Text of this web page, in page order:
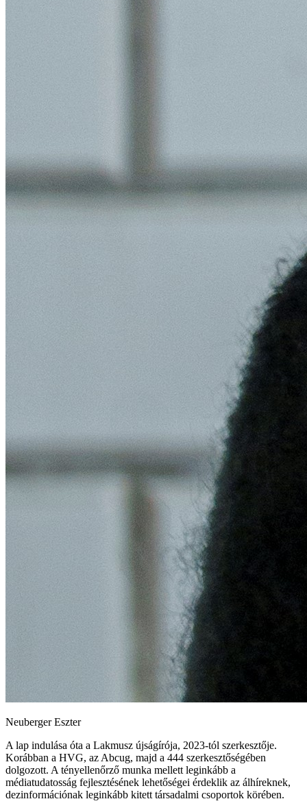
Neuberger Eszter
A lap indulása óta a Lakmusz újságírója, 2023-tól szerkesztője.
Korábban a HVG, az Abcug, majd a 444 szerkesztőségében
dolgozott. A tényellenőrző munka mellett leginkább a
médiatudatosság fejlesztésének lehetőségei érdeklik az álhíreknek,
dezinformációnak leginkább kitett társadalmi csoportok körében.